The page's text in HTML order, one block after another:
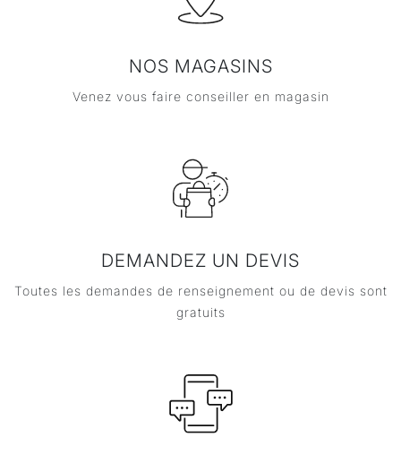
NOS MAGASINS
Venez vous faire conseiller en magasin
DEMANDEZ UN DEVIS
Toutes les demandes de renseignement ou de devis sont
gratuits